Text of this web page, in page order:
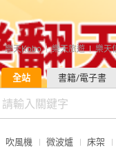
樂天Kobo 樂天旅遊 樂天
全站 書籍/電子書
吹風機 微波爐 床架